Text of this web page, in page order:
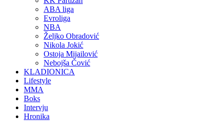
ABA liga
Evroliga
NBA
Željko Obradović
Nikola Jokić
Ostoja Mijailović
Nebojša Čović
KLADIONICA
Lifestyle
MMA
Boks
Intervju
Hronika